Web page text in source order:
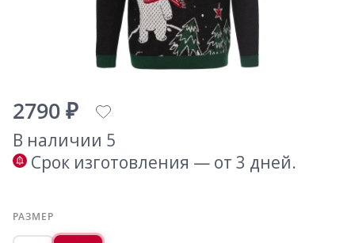
2790 ₽
В наличии 5
Срок изготовления — от 3 дней.
РАЗМЕР